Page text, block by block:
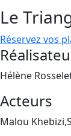
Le
Réservez vos
Hélène
Acteurs
Malou